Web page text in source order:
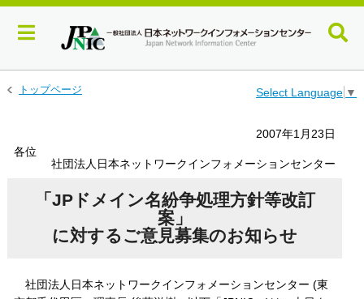
メ
トップページ Select Language ▼
2007年1月23日
各位
社団法人日本ネットワークインフォメーションセンター
「JPドメイン名紛争処理方針等改訂
案」
に対するご意見募集のお知らせ
社団法人日本ネットワークインフォメーションセンター (東